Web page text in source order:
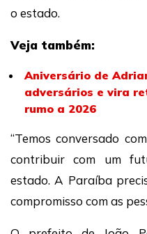
o estado.
Veja também:
Aniversário de
adversários e vira
rumo a 2026
“Temos conversado
contribuir com um
estado. A Paraíba
compromisso com as